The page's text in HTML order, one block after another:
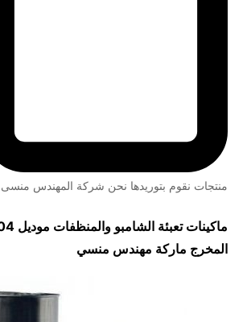
منتجات نقوم بتوريدها نحن شركة المهندس منسى
المخرج ماركة مهندس منسي